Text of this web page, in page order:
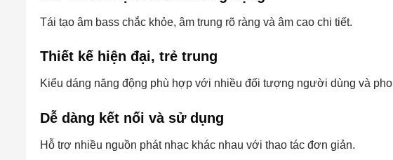
Tái tạo âm bass chắc khỏe, âm trung rõ ràng và âm cao chi tiết.
Thiết kế hiện đại, trẻ trung
Kiểu dáng năng động phù hợp với nhiều đối tượng người dùng và
Dễ dàng kết nối và sử dụng
Hỗ trợ nhiều nguồn phát nhạc khác nhau với thao tác đơn giản.